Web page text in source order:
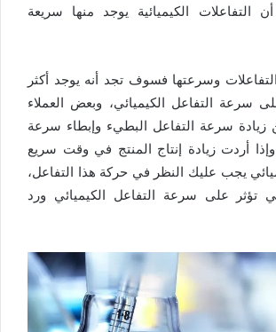
أن التفاعلات الكيميائية يوجد منها سريعة
وسرعتها فسوف تجد أنه يوجد أكثر
سرعة التفاعل الكيميائي، وبعض العملاء
زيادة سرعة التفاعل البطيء وإبطاء سرعة
وإذا أردت زيادة إنتاج المنتج في وقت سريع
يجب عليك النظر في حركة هذا التفاعل،
تؤثر على سرعة التفاعل الكيميائي ورد